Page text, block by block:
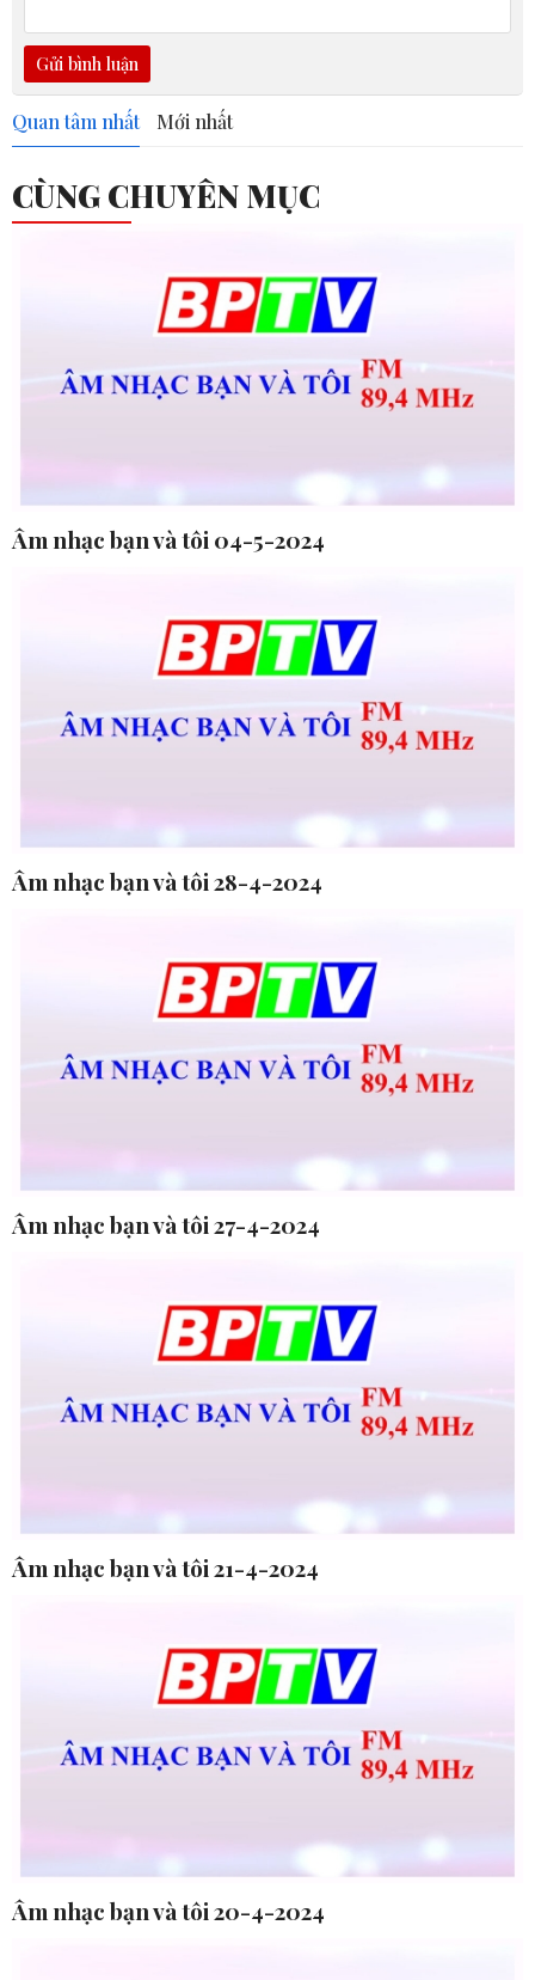
Gửi bình luận
Quan tâm nhất Mới nhất
CÙNG CHUYÊN MỤC
Âm nhạc bạn và tôi 04-5-2024
Âm nhạc bạn và tôi 28-4-2024
Âm nhạc bạn và tôi 27-4-2024
Âm nhạc bạn và tôi 21-4-2024
Âm nhạc bạn và tôi 20-4-2024